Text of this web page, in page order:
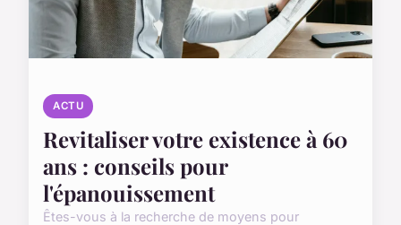
ACTU
Revitaliser votre existence à 60
ans : conseils pour
l'épanouissement
Êtes-vous à la recherche de moyens pour